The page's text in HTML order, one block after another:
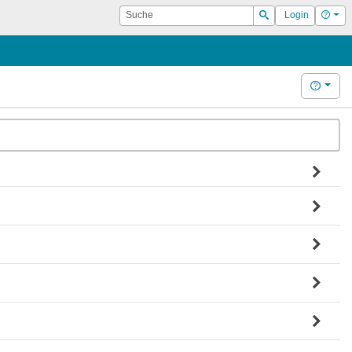
Suche
Suchen
Login Hilfe
Hilfe